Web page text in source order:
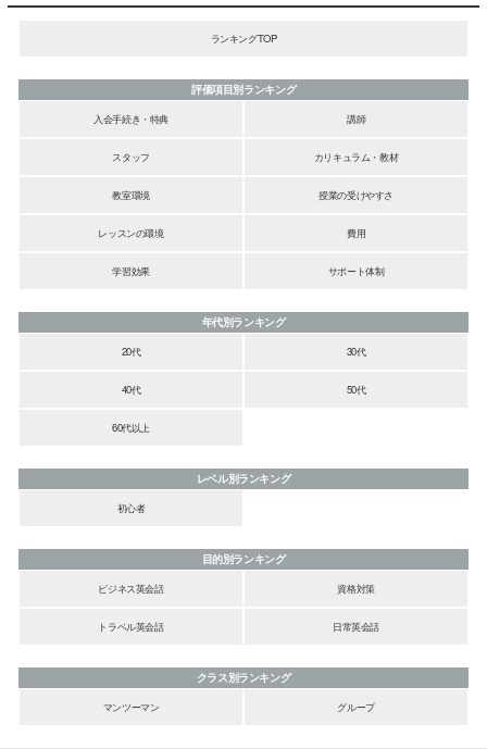
ランキングTOP
評価項目別ランキング
入会手続き・特典
講師
スタッフ カリキュラム・教材
教室環境 授業の受けやすさ
レッスンの環境 費用
学習効果 サポート体制
年代別ランキング
20代
30代
40代 50代
60代以上
レベル別ランキング
初心者
目的別ランキング
ビジネス英会話
資格対策
トラベル英会話 日常英会話
クラス別ランキング
マンツーマン
グループ